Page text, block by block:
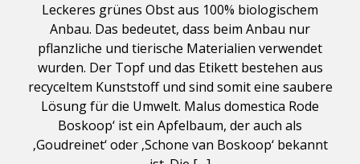
Leckeres grünes Obst aus 100% biologischem
Anbau. Das bedeutet, dass beim Anbau nur
pflanzliche und tierische Materialien verwendet
wurden. Der Topf und das Etikett bestehen aus
recyceltem Kunststoff und sind somit eine saubere
Lösung für die Umwelt. Malus domestica Rode
Boskoop‘ ist ein Apfelbaum, der auch als
‚Goudreinet‘ oder ‚Schone van Boskoop‘ bekannt